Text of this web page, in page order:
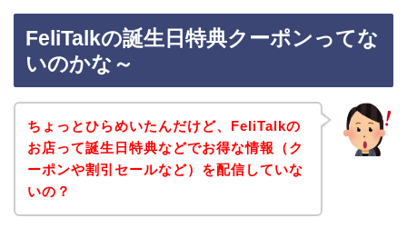
FeliTalkの誕生日特典クーポンってな
いのかな～
ちょっとひらめいたんだけど、FeliTalkの
お店って誕生日特典などでお得な情報（ク
ーポンや割引セールなど）を配信していな
いの？